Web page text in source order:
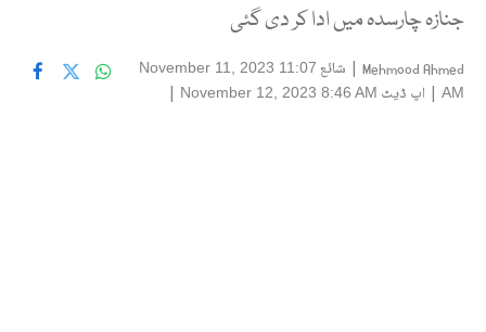
جنازہ چارسدہ میں ادا کر دی گئی
Mehmood Ahmed
| شائع November 11, 2023 11:07
AM
| اپ ڈیٹ November 12, 2023 8:46 AM
|